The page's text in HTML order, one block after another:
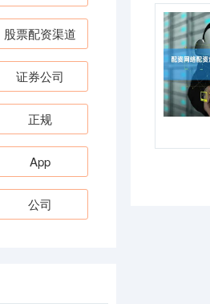
股票配资渠道
证券公司
正规
App
公司